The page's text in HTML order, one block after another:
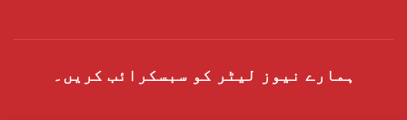
ہمارے نیوز لیٹر کو سبسکرائب کریں۔